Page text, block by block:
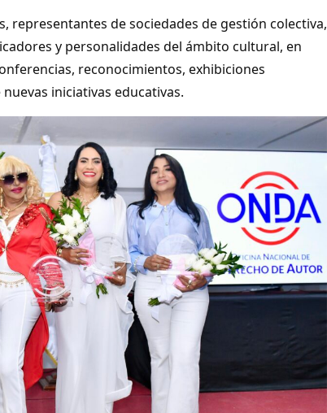
representantes de sociedades de gestión colectiva,
y personalidades del ámbito cultural, en
reconocimientos, exhibiciones
iniciativas educativas.